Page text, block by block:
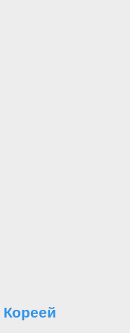
Кореей